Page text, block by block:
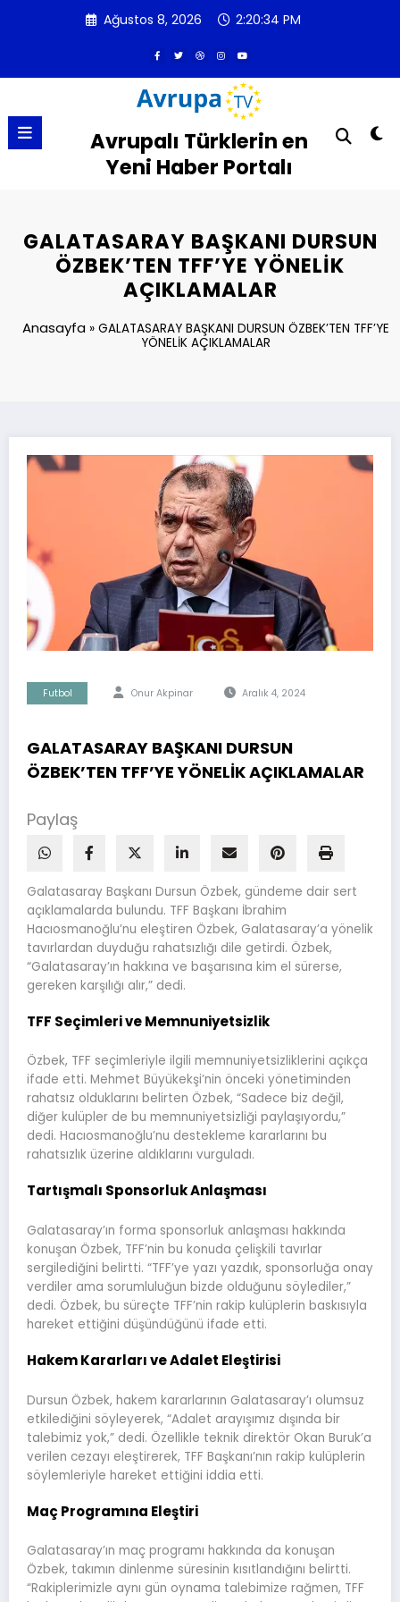
Ağustos 8, 2026 2:20:34 PM
Avrupalı Türklerin en
Yeni Haber Portalı
GALATASARAY BAŞKANI DURSUN
ÖZBEK’TEN TFF’YE YÖNELİK
AÇIKLAMALAR
Anasayfa »GALATASARAY BAŞKANI DURSUN ÖZBEK’TEN TFF’YE
YÖNELİK AÇIKLAMALAR
Futbol Onur Akpinar Aralık 4, 2024
GALATASARAY BAŞKANI DURSUN
ÖZBEK’TEN TFF’YE YÖNELİK AÇIKLAMALAR
Paylaş
Galatasaray Başkanı Dursun Özbek, gündeme dair sert
açıklamalarda bulundu. TFF Başkanı İbrahim
Hacıosmanoğlu’nu eleştiren Özbek, Galatasaray’a yönelik
tavırlardan duyduğu rahatsızlığı dile getirdi. Özbek,
“Galatasaray’ın hakkına ve başarısına kim el sürerse,
gereken karşılığı alır,” dedi.
TFF Seçimleri ve Memnuniyetsizlik
Özbek, TFF seçimleriyle ilgili memnuniyetsizliklerini açıkça
ifade etti. Mehmet Büyükekşi’nin önceki yönetiminden
rahatsız olduklarını belirten Özbek, “Sadece biz değil,
diğer kulüpler de bu memnuniyetsizliği paylaşıyordu,”
dedi. Hacıosmanoğlu’nu destekleme kararlarını bu
rahatsızlık üzerine aldıklarını vurguladı.
Tartışmalı Sponsorluk Anlaşması
Galatasaray’ın forma sponsorluk anlaşması hakkında
konuşan Özbek, TFF’nin bu konuda çelişkili tavırlar
sergilediğini belirtti. “TFF’ye yazı yazdık, sponsorluğa onay
verdiler ama sorumluluğun bizde olduğunu söylediler,”
dedi. Özbek, bu süreçte TFF’nin rakip kulüplerin baskısıyla
hareket ettiğini düşündüğünü ifade etti.
Hakem Kararları ve Adalet Eleştirisi
Dursun Özbek, hakem kararlarının Galatasaray’ı olumsuz
etkilediğini söyleyerek, “Adalet arayışımız dışında bir
talebimiz yok,” dedi. Özellikle teknik direktör Okan Buruk’a
verilen cezayı eleştirerek, TFF Başkanı’nın rakip kulüplerin
söylemleriyle hareket ettiğini iddia etti.
Maç Programına Eleştiri
Galatasaray’ın maç programı hakkında da konuşan
Özbek, takımın dinlenme süresinin kısıtlandığını belirtti.
“Rakiplerimizle aynı gün oynama talebimize rağmen, TFF